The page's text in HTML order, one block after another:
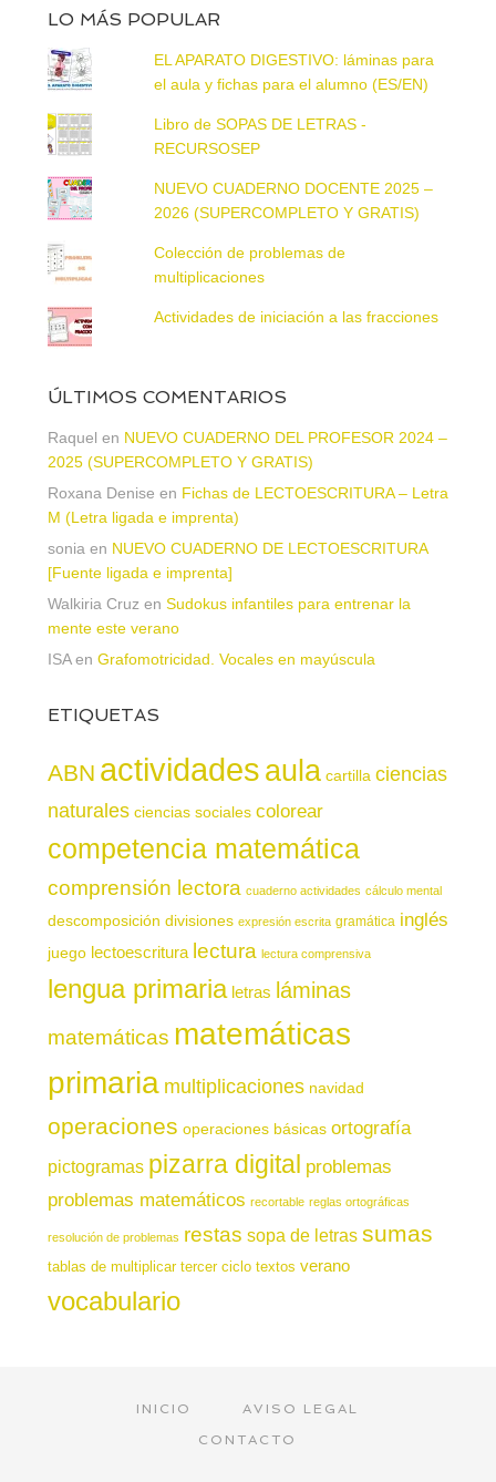
LO MÁS POPULAR
EL APARATO DIGESTIVO: láminas para
el aula y fichas para el alumno (ES/EN)
Libro de SOPAS DE LETRAS -
RECURSOSEP
NUEVO CUADERNO DOCENTE 2025 –
2026 (SUPERCOMPLETO Y GRATIS)
Colección de problemas de
multiplicaciones
Actividades de iniciación a las fracciones
ÚLTIMOS COMENTARIOS
Raquel en NUEVO CUADERNO DEL PROFESOR 2024 –
2025 (SUPERCOMPLETO Y GRATIS)
Roxana Denise en Fichas de LECTOESCRITURA – Letra
M (Letra ligada e imprenta)
sonia en NUEVO CUADERNO DE LECTOESCRITURA
[Fuente ligada e imprenta]
Walkiria Cruz en Sudokus infantiles para entrenar la
mente este verano
ISAen Grafomotricidad. Vocales en mayúscula
ETIQUETAS
ABN actividadesaula cartilla ciencias
naturales ciencias sociales colorear
competencia matemática
comprensión lectora cuaderno actividades cálculo mental
descomposición divisiones expresión escrita gramática inglés
juego lectoescritura lectura lectura comprensiva
lengua primaria letras láminas
matemáticas matemáticas
primaria multiplicaciones navidad
operaciones operaciones básicas ortografía
pictogramas pizarra digital problemas
problemas matemáticos recortable reglas ortográficas
resolución de problemas restas sopa de letras sumas
tablas de multiplicar tercer ciclo textos verano
vocabulario
INICIO
AVISO LEGAL
CONTACTO